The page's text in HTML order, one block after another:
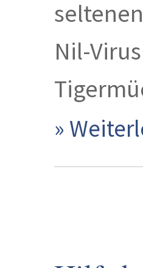
Nil-
»